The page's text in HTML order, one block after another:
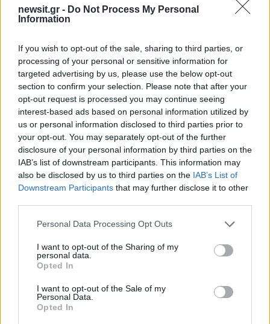
newsit.gr - Do Not Process My Personal
Information
If you wish to opt-out of the sale, sharing to third parties, or
processing of your personal or sensitive information for
targeted advertising by us, please use the below opt-out
section to confirm your selection. Please note that after your
opt-out request is processed you may continue seeing
interest-based ads based on personal information utilized by
us or personal information disclosed to third parties prior to
your opt-out. You may separately opt-out of the further
disclosure of your personal information by third parties on the
IAB’s list of downstream participants. This information may
also be disclosed by us to third parties on the IAB’s List of
Downstream Participants that may further disclose it to other
Please note that this website/app uses one or more Google
not limited to your visit or usage behaviour. You may click to
grant or deny consent to Google and its third-party tags to
use your data for below specified purposes in below Google
consent section.
Personal Data Processing Opt Outs
I want to opt-out of the Sharing of my
personal data.
Opted In
I want to opt-out of the Sale of my
Personal Data.
Opted In
Σχόλια
Σχολίασε εδώ
50 /50
Στη ΓΑΔΑ η 46χρονη που
κατηγορείται για
συμμετοχή στην τραγωδία
της Μαρφίν - Μεταφέρθηκε
απευθείας από το
αεροδρόμιο
Τραμπ: «Ο πόλεμος
Ιράν θα τελειώσει
σύντομα – Εμείς
τα Στενά του